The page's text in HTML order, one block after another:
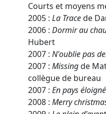
Courts et moyens
2005 : La Tracede
2006 : Dormir au
Hubert
2007 : N'oublie pas
2007 : Missingde
collègue de bureau
2007 : En pays éloigné
2008 : Merry